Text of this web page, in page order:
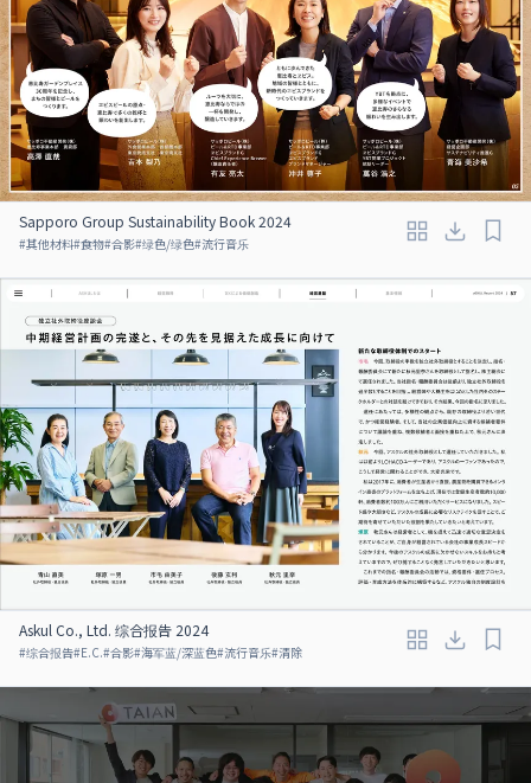
Sapporo Group Sustainability Book 2024
#其他材料#食物#合影#绿色/绿色#流行音乐
Askul Co., Ltd. 综合报告 2024
#综合报告#E.C.#合影#海军蓝/深蓝色#流行音乐#清除